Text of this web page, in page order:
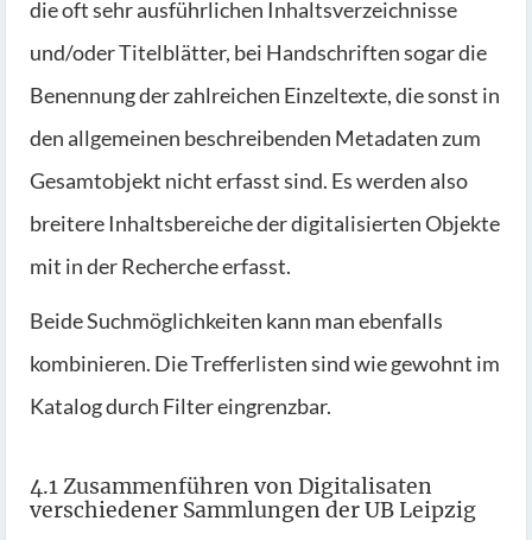
die oft sehr ausführlichen Inhaltsverzeichnisse
und/oder Titelblätter, bei Handschriften sogar die
Benennung der zahlreichen Einzeltexte, die sonst in
den allgemeinen beschreibenden Metadaten zum
Gesamtobjekt nicht erfasst sind. Es werden also
breitere Inhaltsbereiche der digitalisierten Objekte
mit in der Recherche erfasst.
Beide Suchmöglichkeiten kann man ebenfalls
kombinieren. Die Trefferlisten sind wie gewohnt im
Katalog durch Filter eingrenzbar.
4.1 Zusammenführen von Digitalisaten
verschiedener Sammlungen der UB Leipzig